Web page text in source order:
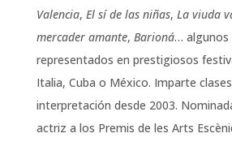
Valencia, El sí de las niñas, La viuda
mercader amante, Barioná… algunos
representados en prestigiosos
Italia, Cuba o México. Imparte
interpretación desde 2003.
actriz a los Premis de les Arts